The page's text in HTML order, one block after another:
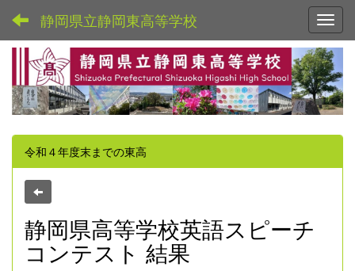
静岡県立静岡東高等学校
令和４年度末までの東高
静岡県高等学校英語スピーチ
コンテスト 結果